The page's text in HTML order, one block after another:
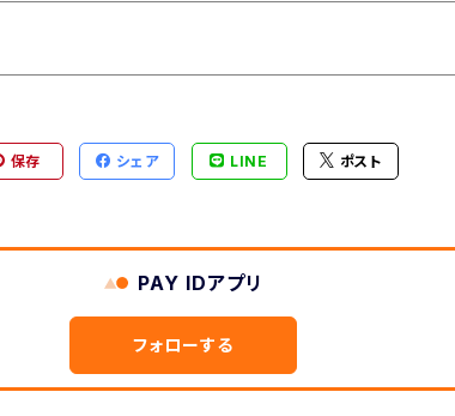
保存 シェア LINE ポスト
PAY IDアプリ
フォローする